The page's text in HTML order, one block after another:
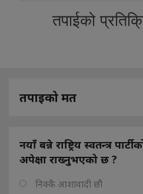
तपाईको
तपाइको मत
नयाँ बन्ने राष्ट्रिय स्वतन्त्र
अपेक्षा राख्नुभएको छ ?
निक्कै आशावादी छौ